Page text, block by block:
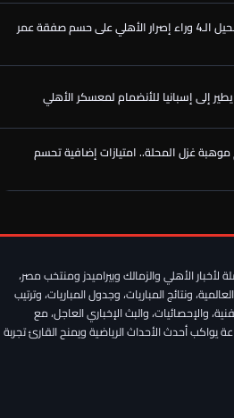
أولها ياسر إبراهيم.. الحيل الـ4 وراء إصرار الأهلي على حسم صفقة عمر
إلى إسبانيا للأنضمام لمعسكر الأهلي
غزل المحلة.. امتيازات إضافية تحسم
الأهلي في صفقة محمود صلاح جناح غزل
النادي الأهلي في صفقة بديل محمد علي بن
الأهلي والزمالك وبيراميدز ومنتخب مصر،
ونتائج المباريات، وجدول المباريات، وترتيب
والإحصائيات، والبث الإخباري العاجل، مع
أحدث الأحداث الرياضية ويمنح القارئ تجربة